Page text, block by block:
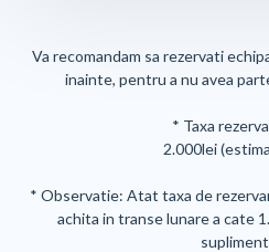
Va recomandam sa rezervati
inainte, pentru a nu avea
* Taxa
2.000lei
* Observatie: Atat taxa de
achita in transe lunare a cate